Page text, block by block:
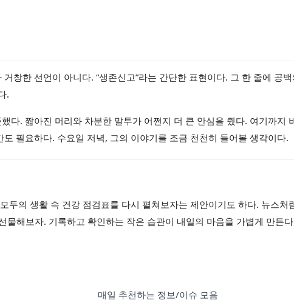
창한 선언이 아니다. “생존신고”라는 간단한 표현이다. 그 한 줄에 공백
.
다. 짧아진 머리와 차분한 말투가 어쩐지 더 큰 안심을 줬다. 여기까지
필요하다. 수요일 저녁, 그의 이야기를 조금 천천히 들어볼 생각이다.
두의 생활 속 건강 점검표를 다시 펼쳐보자는 제안이기도 하다. 뉴스처
해보자. 기록하고 확인하는 작은 습관이 내일의 마음을 가볍게 만든
매일 추천하는 정보/이슈 모음